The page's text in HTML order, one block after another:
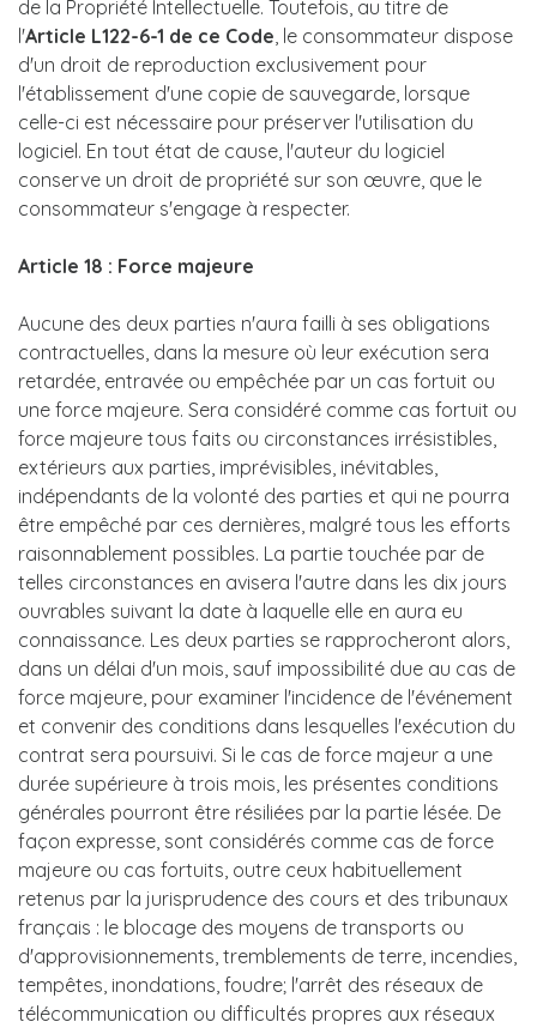
de la Propriété Intellectuelle. Toutefois, au titre de
l'Article L122-6-1 de ce Code, le consommateur dispose
d'un droit de reproduction exclusivement pour
l'établissement d'une copie de sauvegarde, lorsque
celle-ci est nécessaire pour préserver l'utilisation du
logiciel. En tout état de cause, l'auteur du logiciel
conserve un droit de propriété sur son œuvre, que le
consommateur s'engage à respecter.
Article 18 : Force majeure
Aucune des deux parties n'aura failli à ses obligations
contractuelles, dans la mesure où leur exécution sera
retardée, entravée ou empêchée par un cas fortuit ou
une force majeure. Sera considéré comme cas fortuit ou
force majeure tous faits ou circonstances irrésistibles,
extérieurs aux parties, imprévisibles, inévitables,
indépendants de la volonté des parties et qui ne pourra
être empêché par ces dernières, malgré tous les efforts
raisonnablement possibles. La partie touchée par de
telles circonstances en avisera l'autre dans les dix jours
ouvrables suivant la date à laquelle elle en aura eu
connaissance. Les deux parties se rapprocheront alors,
dans un délai d'un mois, sauf impossibilité due au cas de
force majeure, pour examiner l'incidence de l'événement
et convenir des conditions dans lesquelles l'exécution du
contrat sera poursuivi. Si le cas de force majeur a une
durée supérieure à trois mois, les présentes conditions
générales pourront être résiliées par la partie lésée. De
façon expresse, sont considérés comme cas de force
majeure ou cas fortuits, outre ceux habituellement
retenus par la jurisprudence des cours et des tribunaux
français : le blocage des moyens de transports ou
d'approvisionnements, tremblements de terre, incendies,
tempêtes, inondations, foudre; l'arrêt des réseaux de
télécommunication ou difficultés propres aux réseaux